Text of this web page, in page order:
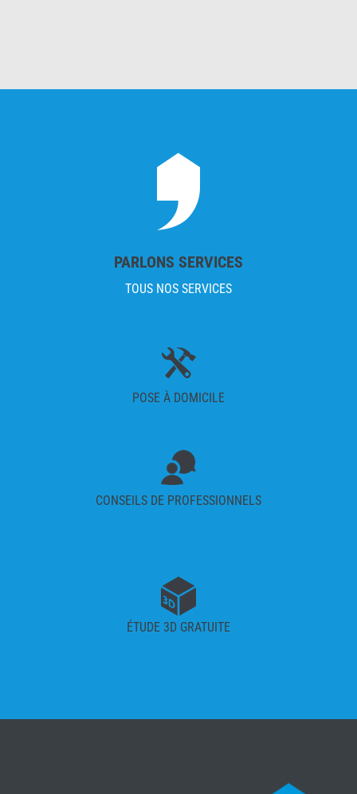
PARLONS SERVICES
TOUS NOS SERVICES
POSE À DOMICILE
CONSEILS DE PROFESSIONNELS
ÉTUDE 3D GRATUITE